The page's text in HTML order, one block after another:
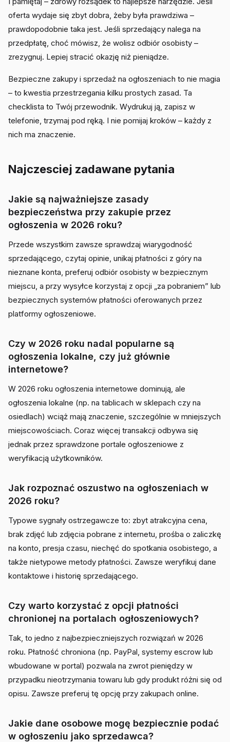
oferta wydaje się zbyt dobra, żeby była prawdziwa –
prawdopodobnie taka jest. Jeśli sprzedający nalega na
przedpłatę, choć mówisz, że wolisz odbiór osobisty –
zrezygnuj. Lepiej stracić okazję niż pieniądze.
Bezpieczne zakupy i sprzedaż na ogłoszeniach to nie magia
– to kwestia przestrzegania kilku prostych zasad. Ta
checklista to Twój przewodnik. Wydrukuj ją, zapisz w
telefonie, trzymaj pod ręką. I nie pomijaj kroków – każdy z
nich ma znaczenie.
Najczesciej zadawane pytania
Jakie są najważniejsze zasady
bezpieczeństwa przy zakupie przez
ogłoszenia w 2026 roku?
Przede wszystkim zawsze sprawdzaj wiarygodność
sprzedającego, czytaj opinie, unikaj płatności z góry na
nieznane konta, preferuj odbiór osobisty w bezpiecznym
miejscu, a przy wysyłce korzystaj z opcji „za pobraniem” lub
bezpiecznych systemów płatności oferowanych przez
platformy ogłoszeniowe.
Czy w 2026 roku nadal popularne są
ogłoszenia lokalne, czy już głównie
internetowe?
W 2026 roku ogłoszenia internetowe dominują, ale
ogłoszenia lokalne (np. na tablicach w sklepach czy na
osiedlach) wciąż mają znaczenie, szczególnie w mniejszych
miejscowościach. Coraz więcej transakcji odbywa się
jednak przez sprawdzone portale ogłoszeniowe z
weryfikacją użytkowników.
Jak rozpoznać oszustwo na ogłoszeniach w
2026 roku?
Typowe sygnały ostrzegawcze to: zbyt atrakcyjna cena,
brak zdjęć lub zdjęcia pobrane z internetu, prośba o zaliczkę
na konto, presja czasu, niechęć do spotkania osobistego, a
także nietypowe metody płatności. Zawsze weryfikuj dane
kontaktowe i historię sprzedającego.
Czy warto korzystać z opcji płatności
chronionej na portalach ogłoszeniowych?
Tak, to jedno z najbezpieczniejszych rozwiązań w 2026
roku. Płatność chroniona (np. PayPal, systemy escrow lub
wbudowane w portal) pozwala na zwrot pieniędzy w
przypadku nieotrzymania towaru lub gdy produkt różni się od
opisu. Zawsze preferuj tę opcję przy zakupach online.
Jakie dane osobowe mogę bezpiecznie podać
w ogłoszeniu jako sprzedawca?